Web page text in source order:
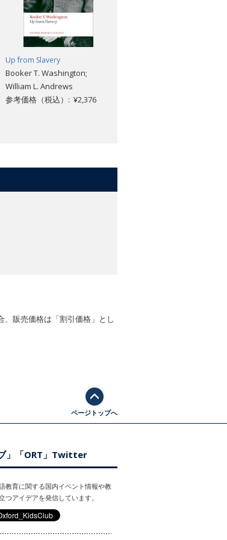
Up from Slavery
Booker T. Washington;
William L. Andrews
参考価格（税込）: ¥2,376
販売価格は「割引価格」とし
ページトップへ
ブ」「ORT」Twitter
教育に関する国内イベント情報や教
つアイデアを発信しています。